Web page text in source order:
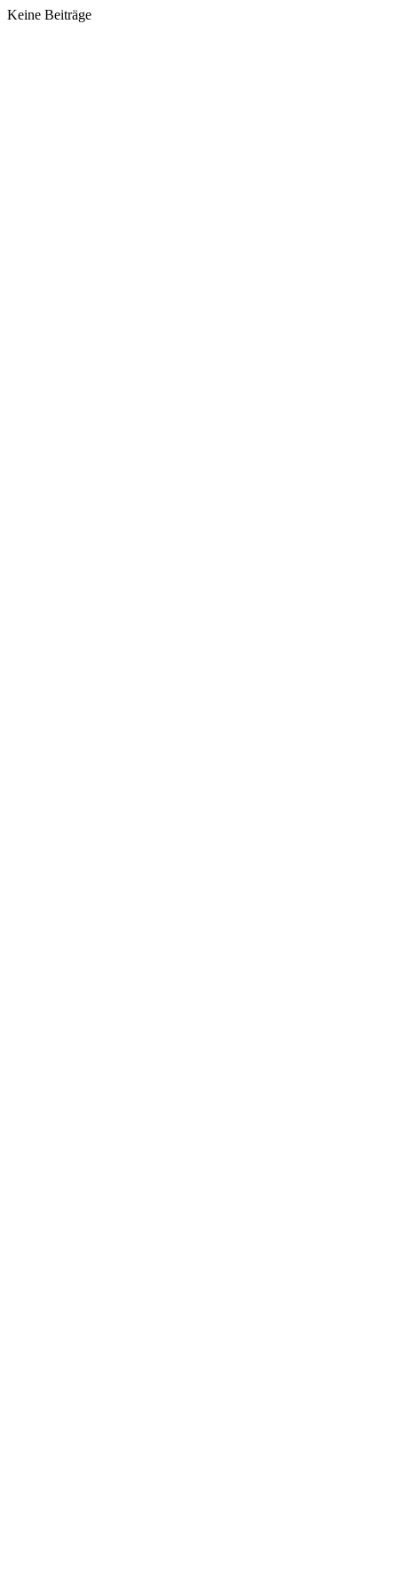
Keine Beiträge